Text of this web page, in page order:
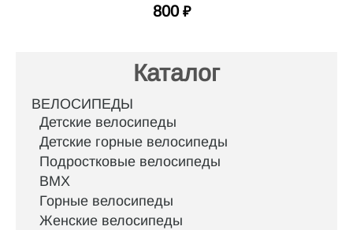
800 ₽
Каталог
ВЕЛОСИПЕДЫ
Детские велосипеды
Детские горные велосипеды
Подростковые велосипеды
BMX
Горные велосипеды
Женские велосипеды